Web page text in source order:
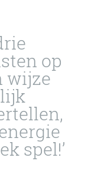
op
wijze
spel!’